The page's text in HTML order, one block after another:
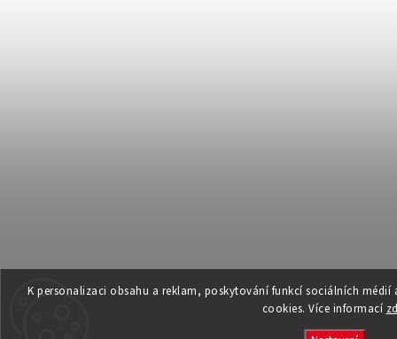
K personalizaci obsahu a reklam, poskytování funkcí sociálních
cookies. Více informací